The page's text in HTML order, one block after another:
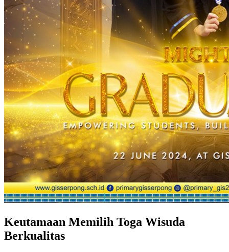
Keutamaan Memilih Toga Wisuda
Berkualitas